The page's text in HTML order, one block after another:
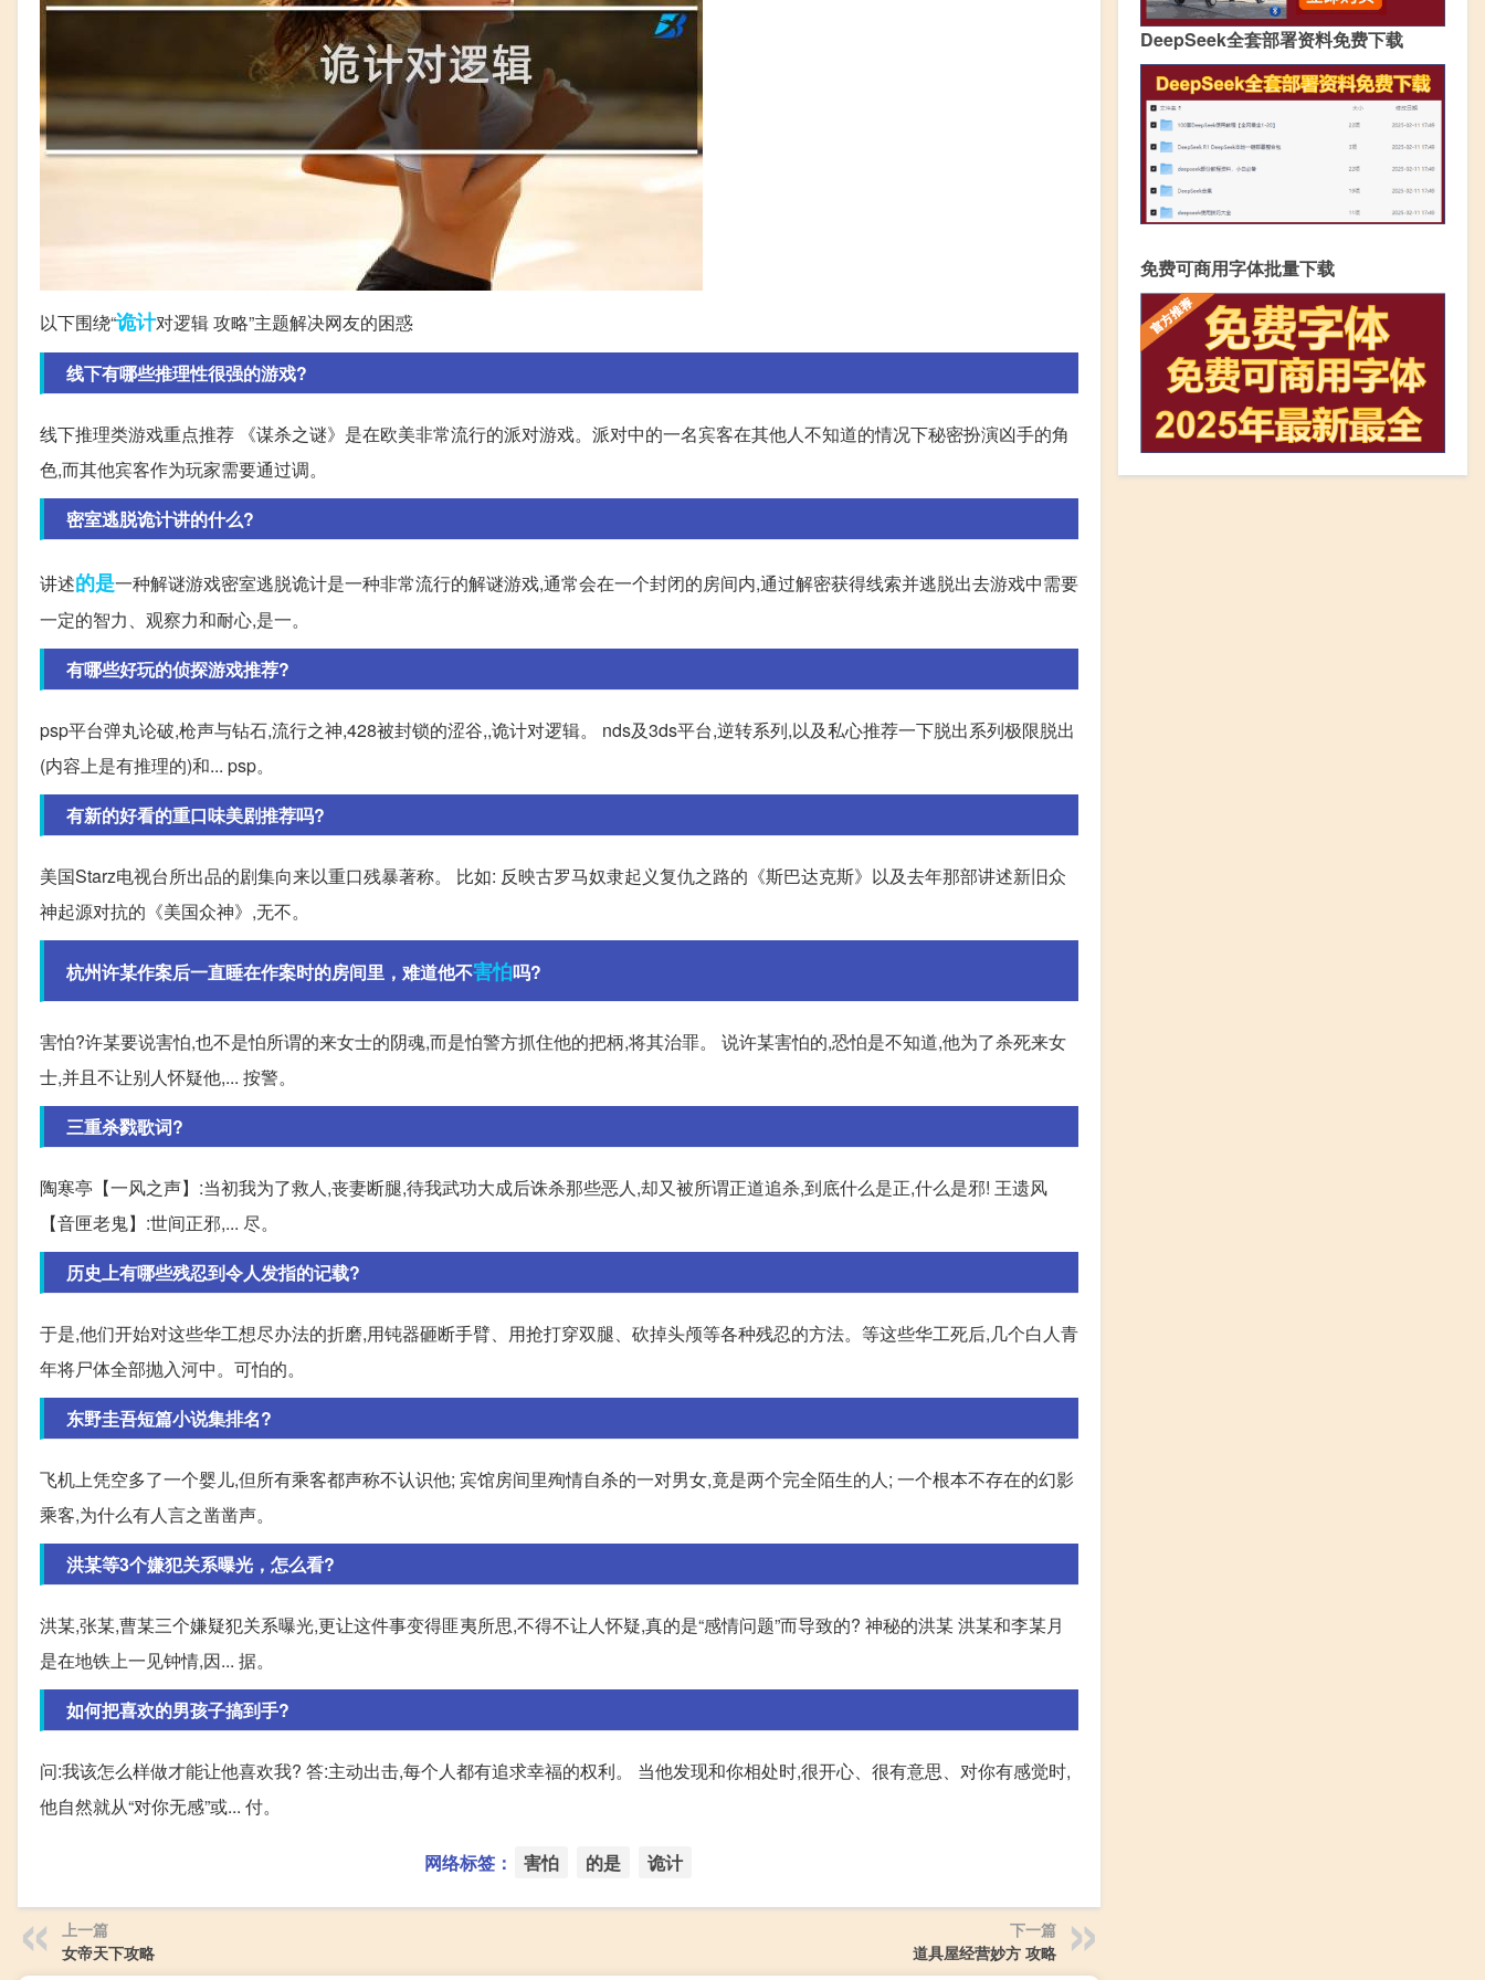
以下围绕“诡计对逻辑 攻略”主题解决网友的困惑
线下有哪些推理性很强的游戏?
线下推理类游戏重点推荐 《谋杀之谜》是在欧美非常流行的派对游戏。派对中的一名宾客在其他人不知道的情况下秘密扮演凶手的角
色,而其他宾客作为玩家需要通过调。
密室逃脱诡计讲的什么?
讲述的是一种解谜游戏密室逃脱诡计是一种非常流行的解谜游戏,通常会在一个封闭的房间内,通过解密获得线索并逃脱出去游戏中需要
一定的智力、观察力和耐心,是一。
有哪些好玩的侦探游戏推荐?
psp平台弹丸论破,枪声与钻石,流行之神,428被封锁的涩谷,,诡计对逻辑。 nds及3ds平台,逆转系列,以及私心推荐一下脱出系列极限脱出
(内容上是有推理的)和... psp。
有新的好看的重口味美剧推荐吗?
美国Starz电视台所出品的剧集向来以重口残暴著称。 比如: 反映古罗马奴隶起义复仇之路的《斯巴达克斯》以及去年那部讲述新旧众
神起源对抗的《美国众神》,无不。
杭州许某作案后一直睡在作案时的房间里，难道他不害怕吗?
害怕?许某要说害怕,也不是怕所谓的来女士的阴魂,而是怕警方抓住他的把柄,将其治罪。 说许某害怕的,恐怕是不知道,他为了杀死来女
士,并且不让别人怀疑他,... 按警。
三重杀戮歌词?
陶寒亭【一风之声】:当初我为了救人,丧妻断腿,待我武功大成后诛杀那些恶人,却又被所谓正道追杀,到底什么是正,什么是邪! 王遗风
【音匣老鬼】:世间正邪,... 尽。
历史上有哪些残忍到令人发指的记载?
于是,他们开始对这些华工想尽办法的折磨,用钝器砸断手臂、用抢打穿双腿、砍掉头颅等各种残忍的方法。等这些华工死后,几个白人青
年将尸体全部抛入河中。可怕的。
东野圭吾短篇小说集排名?
飞机上凭空多了一个婴儿,但所有乘客都声称不认识他; 宾馆房间里殉情自杀的一对男女,竟是两个完全陌生的人; 一个根本不存在的幻影
乘客,为什么有人言之凿凿声。
洪某等3个嫌犯关系曝光，怎么看?
洪某,张某,曹某三个嫌疑犯关系曝光,更让这件事变得匪夷所思,不得不让人怀疑,真的是“感情问题”而导致的? 神秘的洪某 洪某和李某月
是在地铁上一见钟情,因... 据。
如何把喜欢的男孩子搞到手?
问:我该怎么样做才能让他喜欢我? 答:主动出击,每个人都有追求幸福的权利。 当他发现和你相处时,很开心、很有意思、对你有感觉时,
他自然就从“对你无感”或... 付。
网络标签： 害怕 的是 诡计
上一篇
女帝天下攻略
下一篇
道具屋经营妙方 攻略
DeepSeek全套部署资料免费下载
免费可商用字体批量下载